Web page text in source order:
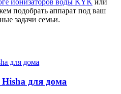
ионизаторов воды KYK или
подобрать аппарат под ваш
задачи семьи.
для дома